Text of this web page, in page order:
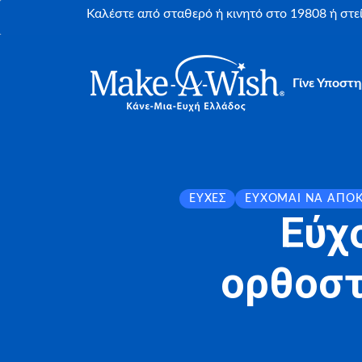
Καλέστε από σταθερό ή κινητό στο 19808 ή
Γίνε
ΕΥΧΈΣ ΕΎΧΟΜΑΙ ΝΑ